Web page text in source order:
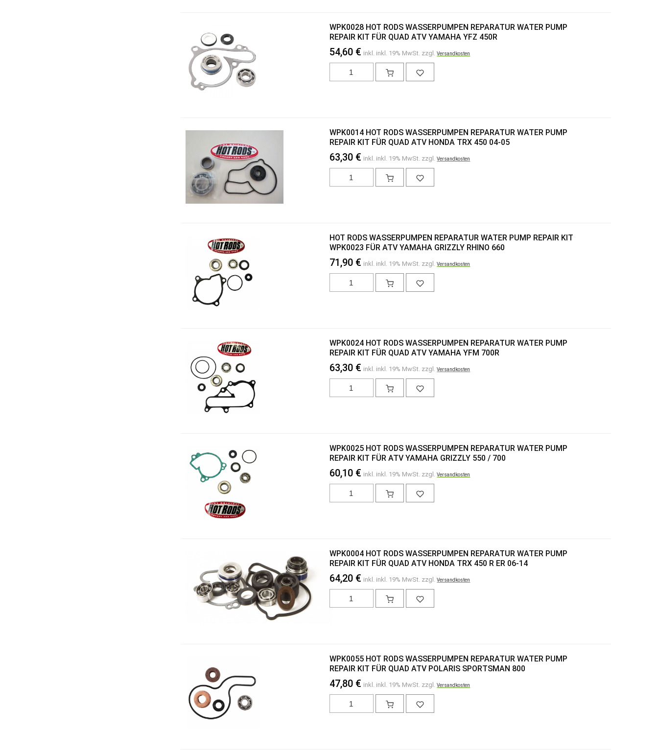
WPK0028 HOT RODS WASSERPUMPEN REPARATUR WATER PUMP
REPAIR KIT FÜR QUAD ATV YAMAHA YFZ 450R
54,60 € inkl. inkl. 19% MwSt. zzgl.Versandkosten
WPK0014 HOT RODS WASSERPUMPEN REPARATUR WATER PUMP
REPAIR KIT FÜR QUAD ATV HONDA TRX 450 04-05
63,30 € inkl. inkl. 19% MwSt. zzgl.Versandkosten
HOT RODS WASSERPUMPEN REPARATUR WATER PUMP REPAIR KIT
WPK0023 FÜR ATV YAMAHA GRIZZLY RHINO 660
71,90 € inkl. inkl. 19% MwSt. zzgl.Versandkosten
WPK0024 HOT RODS WASSERPUMPEN REPARATUR WATER PUMP
REPAIR KIT FÜR QUAD ATV YAMAHA YFM 700R
63,30 € inkl. inkl. 19% MwSt. zzgl.Versandkosten
WPK0025 HOT RODS WASSERPUMPEN REPARATUR WATER PUMP
REPAIR KIT FÜR ATV YAMAHA GRIZZLY 550 / 700
60,10 € inkl. inkl. 19% MwSt. zzgl.Versandkosten
WPK0004 HOT RODS WASSERPUMPEN REPARATUR WATER PUMP
REPAIR KIT FÜR QUAD ATV HONDA TRX 450 R ER 06-14
64,20 € inkl. inkl. 19% MwSt. zzgl.Versandkosten
WPK0055 HOT RODS WASSERPUMPEN REPARATUR WATER PUMP
REPAIR KIT FÜR QUAD ATV POLARIS SPORTSMAN 800
47,80 € inkl. inkl. 19% MwSt. zzgl.Versandkosten